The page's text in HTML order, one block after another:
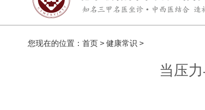
您现在的位置： 首页 > 健康常识 >
当压